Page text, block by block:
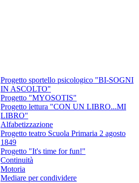
Progetto sportello psicologico "BI-SOGNI
IN ASCOLTO"
Progetto "MYOSOTIS"
Progetto lettura "CON UN LIBRO...MI
LIBRO"
Alfabetizzazione
Progetto teatro Scuola Primaria 2 agosto
1849
Progetto "It's time for fun!"
Continuità
Motoria
Mediare per condividere